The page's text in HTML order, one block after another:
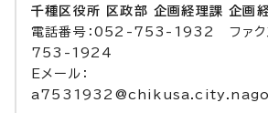
千種区役所 区政部 企画経理課 企画
電話番号：052-753-1932 ファク
753-1924
Eメール：